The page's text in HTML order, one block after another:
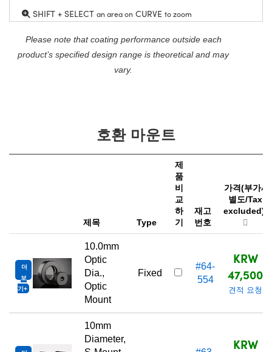
SHIFT + SELECT an area on CURVE to zoom
Please note that coating performance outside each
product’s specified design range is theoretical and may
vary.
호환 마운트
제목 Type
제
품
비
교
하
기
재고
번호
가격(부가세
별도/Tax
excluded)
더
보
기
10.0mm
Optic
Dia.,
Optic
Mount
Fixed
#64-
554
KRW
47,500
견적 요청
10mm
Diameter,
KRW